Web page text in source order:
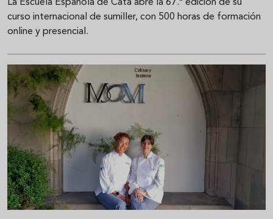
La Escuela Española de Cata abre la 67.ª edición de su
curso internacional de sumiller, con 500 horas de formación
online y presencial.